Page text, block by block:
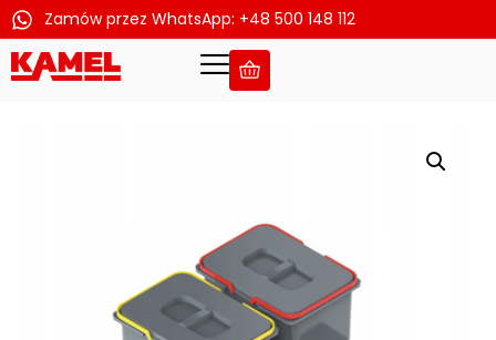
Przejdź
Zamów przez WhatsApp: +48 500 148 112